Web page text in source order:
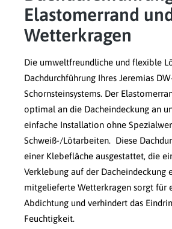
Elastomerrand
Wetterkragen
Die umweltfreundliche und flexible
Dachdurchführung Ihres Jeremias
Schornsteinsystems. Der
optimal an die Dacheindeckung an
einfache Installation ohne
Schweiß-/Lötarbeiten. Diese
einer Klebefläche ausgestattet, die
Verklebung auf der Dacheindeckung
mitgelieferte Wetterkragen sorgt für
Abdichtung und verhindert das
Feuchtigkeit.